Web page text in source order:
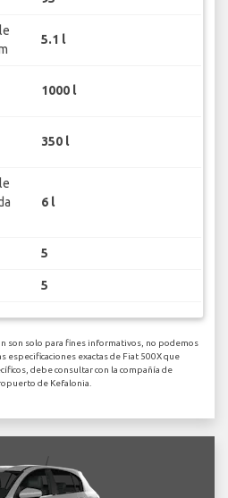
5.1 l
1000 l
350 l
6 l
5
5
son solo para fines informativos, no podemos
especificaciones exactas de Fiat 500X que
debe consultar con la compañía de
de Kefalonia.